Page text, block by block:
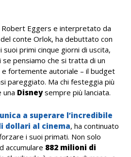
Eggers e interpretato da
conte Orlok, ha debuttato con
suoi primi cinque giorni di uscita,
se pensiamo che si tratta di un
fortemente autoriale – il budget
pareggiato. Ma chi festeggia più
una Disneysempre più lanciata.
a superare l’incredibile
dollari al cinema, ha continuato
i suoi primati. Non solo
accumulare 882 milioni di